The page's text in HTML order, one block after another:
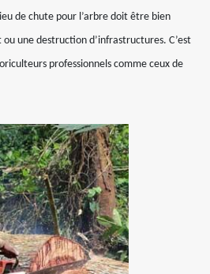
de chute pour l’arbre doit être bien
une destruction d’infrastructures. C’est
professionnels comme ceux de